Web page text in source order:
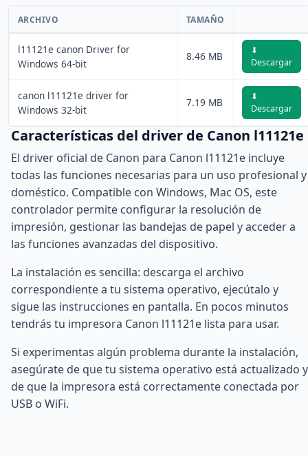
ARCHIVO TAMAÑO
l11121e canon Driver for
Windows 64-bit
8.46 MB
⬇
Descargar
canon l11121e driver for
Windows 32-bit
7.19 MB
⬇
Descargar
Características del driver de Canon l11121e
El driver oficial de Canon para Canon l11121e incluye
todas las funciones necesarias para un uso profesional y
doméstico. Compatible con Windows, Mac OS, este
controlador permite configurar la resolución de
impresión, gestionar las bandejas de papel y acceder a
las funciones avanzadas del dispositivo.
La instalación es sencilla: descarga el archivo
correspondiente a tu sistema operativo, ejecútalo y
sigue las instrucciones en pantalla. En pocos minutos
tendrás tu impresora Canon l11121e lista para usar.
Si experimentas algún problema durante la instalación,
asegúrate de que tu sistema operativo está actualizado y
de que la impresora está correctamente conectada por
USB o WiFi.